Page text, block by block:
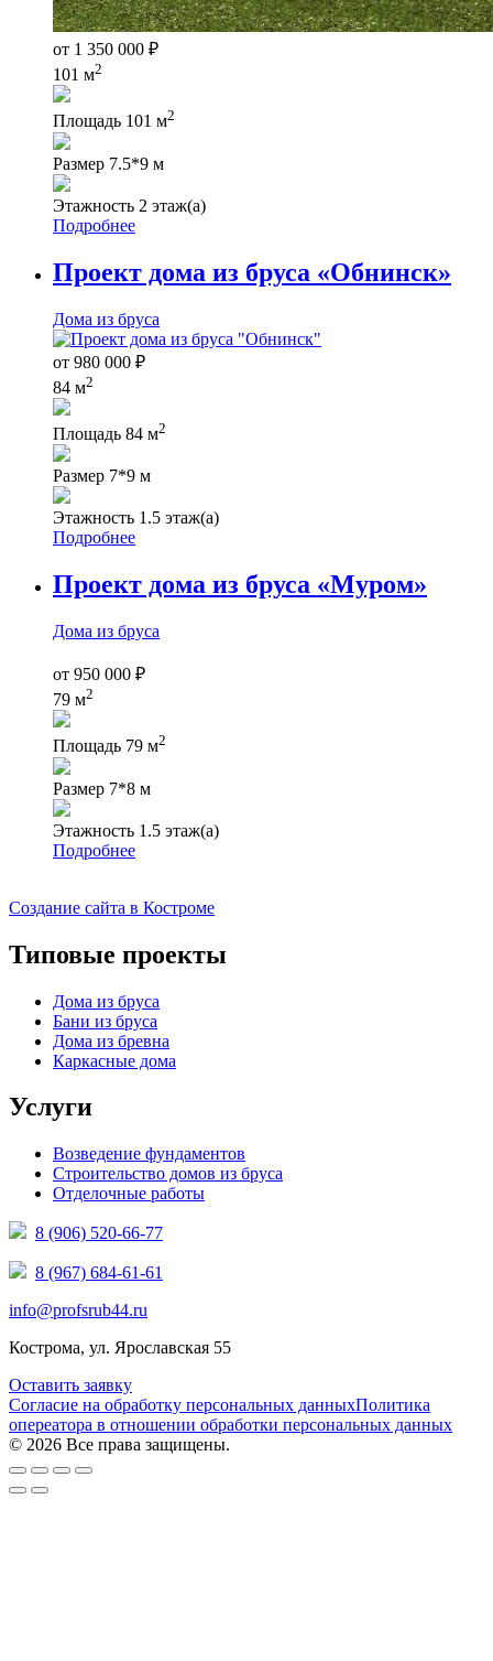
от 1 350 000 ₽
101 м2
Площадь 101 м2
Размер 7.5*9 м
Этажность 2 этаж(а)
Подробнее
Проект дома из бруса «Обнинск»
Дома из бруса
от 980 000 ₽
84 м2
Площадь 84 м2
Размер 7*9 м
Этажность 1.5 этаж(а)
Подробнее
Проект дома из бруса «Муром»
Дома из бруса
от 950 000 ₽
79 м2
Площадь 79 м2
Размер 7*8 м
Этажность 1.5 этаж(а)
Подробнее
Создание сайта в Костроме
Типовые проекты
Дома из бруса
Бани из бруса
Дома из бревна
Каркасные дома
Услуги
Возведение фундаментов
Строительство домов из бруса
Отделочные работы
8 (906) 520-66-77
8 (967) 684-61-61
info@profsrub44.ru
Кострома, ул. Ярославская 55
Оставить заявку
Согласие на обработку персональных данныхПолитика
опереатора в отношении обработки персональных данных
© 2026 Все права защищены.